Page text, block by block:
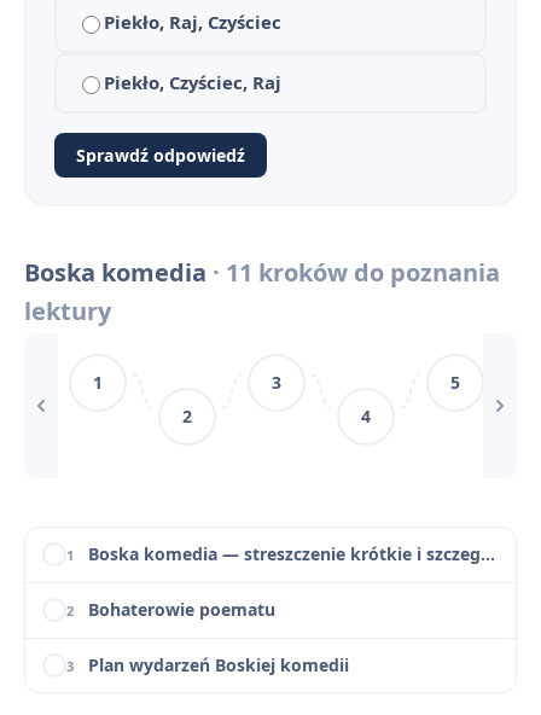
Piekło, Raj, Czyściec
Piekło, Czyściec, Raj
Sprawdź odpowiedź
Boska komedia · 11 kroków do poznania
lektury
1
2
3
4
5
Znaczenie tytułu Boskiej komedii
7 Narracja, język i styl Boskiej komedii (alegoria, tercyna)
Boska komedia – motywy
Boska komedia – konteksty
1 Boska komedia — streszczenie krótkie i szczegółowe
2 Bohaterowie poematu
3 Plan wydarzeń Boskiej komedii